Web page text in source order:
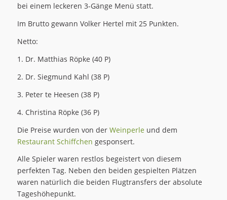
bei einem leckeren 3-Gänge Menü statt.
Im Brutto gewann Volker Hertel mit 25 Punkten.
Netto:
1. Dr. Matthias Röpke (40 P)
2. Dr. Siegmund Kahl (38 P)
3. Peter te Heesen (38 P)
4. Christina Röpke (36 P)
Die Preise wurden von der Weinperle und dem
Restaurant Schiffchen gesponsert.
Alle Spieler waren restlos begeistert von diesem
perfekten Tag. Neben den beiden gespielten Plätzen
waren natürlich die beiden Flugtransfers der absolute
Tageshöhepunkt.